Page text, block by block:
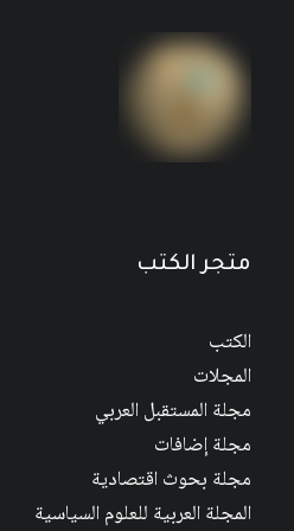
متجر الكتب
الكتب
المجلات
مجلة المستقبل العربي
مجلة إضافات
مجلة بحوث اقتصادية
المجلة العربية للعلوم السياسية